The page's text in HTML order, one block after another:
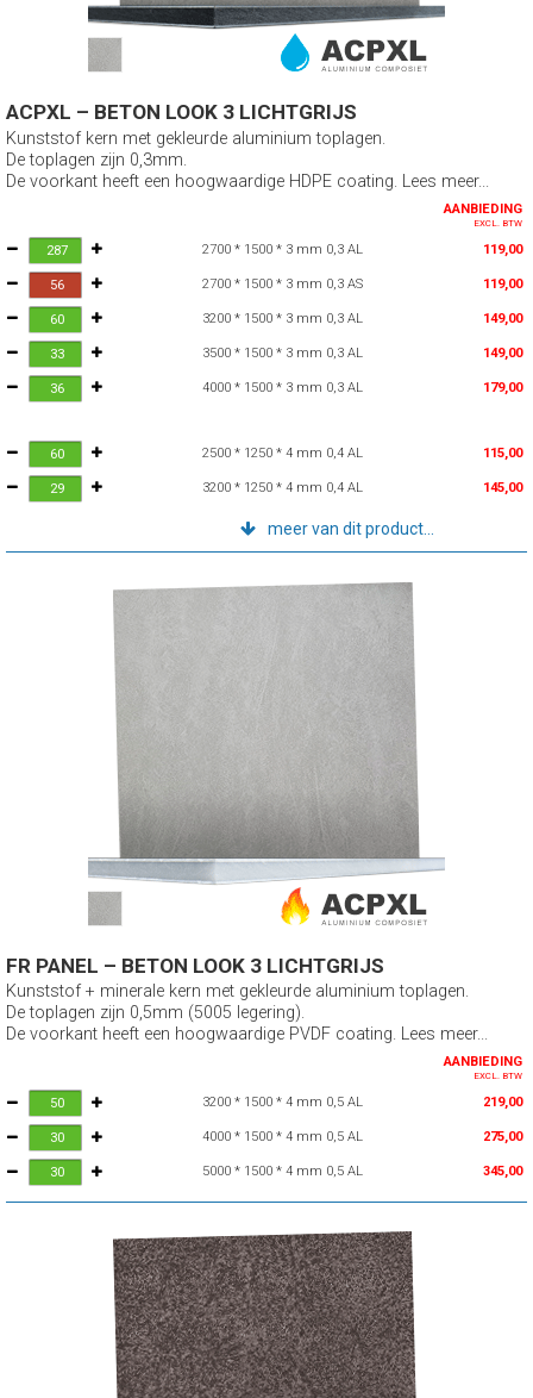
ACPXL – BETON LOOK 3 LICHTGRIJS
Kunststof kern met gekleurde aluminium toplagen.
De toplagen zijn 0,3mm.
De voorkant heeft een hoogwaardige HDPE coating. Lees meer...
AANBIEDING
EXCL. BTW
2700 * 1500 * 3 mm 0,3 AL 119,00
2700 * 1500 * 3 mm 0,3 AS 119,00
3200 * 1500 * 3 mm 0,3 AL 149,00
3500 * 1500 * 3 mm 0,3 AL 149,00
4000 * 1500 * 3 mm 0,3 AL 179,00
2500 * 1250 * 4 mm 0,4 AL 115,00
3200 * 1250 * 4 mm 0,4 AL 145,00
meer van dit product...
FR PANEL – BETON LOOK 3 LICHTGRIJS
Kunststof + minerale kern met gekleurde aluminium toplagen.
De toplagen zijn 0,5mm (5005 legering).
De voorkant heeft een hoogwaardige PVDF coating. Lees meer...
AANBIEDING
EXCL. BTW
3200 * 1500 * 4 mm 0,5 AL 219,00
4000 * 1500 * 4 mm 0,5 AL 275,00
5000 * 1500 * 4 mm 0,5 AL 345,00